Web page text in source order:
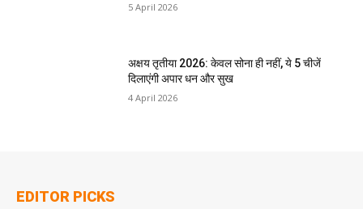
5 April 2026
अक्षय तृतीया 2026: केवल सोना ही नहीं, ये 5 चीजें
दिलाएंगी अपार धन और सुख
4 April 2026
EDITOR PICKS